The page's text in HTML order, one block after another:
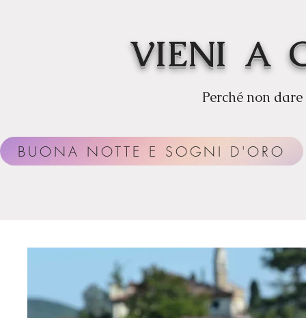
VIENI A
Perché non
BUONA NOTTE E SOGNI D'ORO